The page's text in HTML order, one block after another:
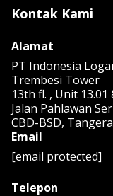
Kontak Kami
Alamat
PT Indonesia
Trembesi Tower
13th fl. , Unit 13.01
Jalan Pahlawan
CBD-BSD,
Email
[email protected]
Telepon